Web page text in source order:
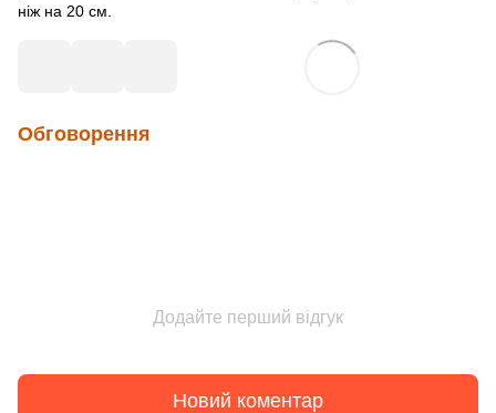
ніж на 20 см.
Обговорення
Додайте перший відгук
Новий коментар